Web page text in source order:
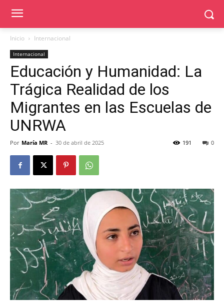
Inicio Internacional
Internacional
Educación y Humanidad: La
Trágica Realidad de los
Migrantes en las Escuelas de
UNRWA
Por María MR - 30 de abril de 2025 0
191